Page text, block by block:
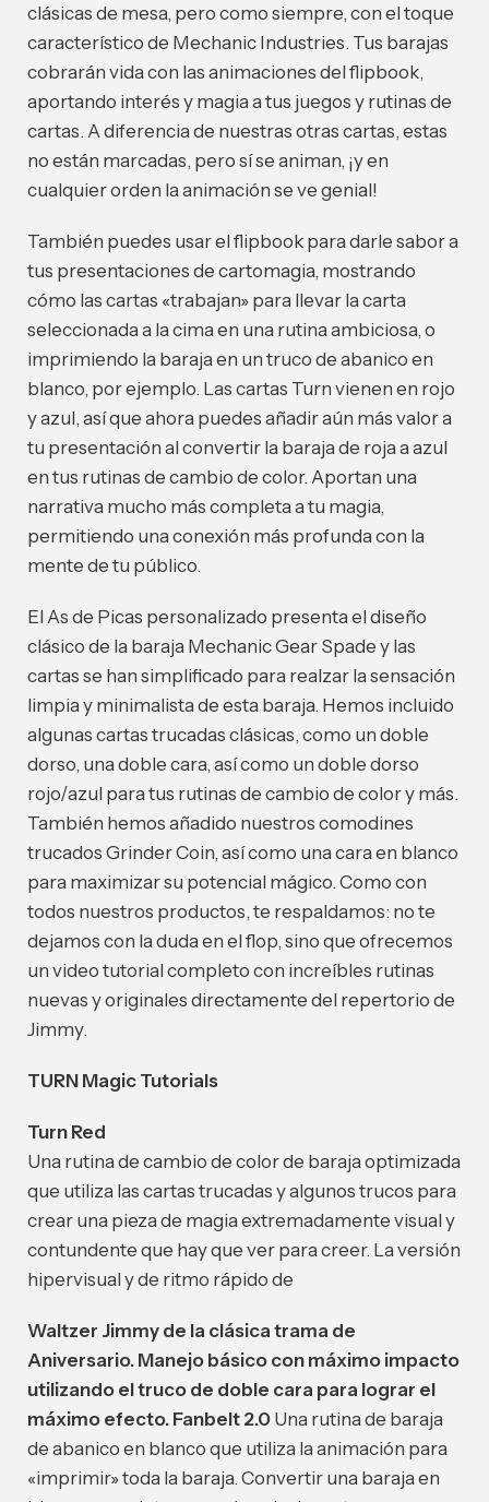
clásicas de mesa, pero como siempre, con el toque
característico de Mechanic Industries. Tus barajas
cobrarán vida con las animaciones del flipbook,
aportando interés y magia a tus juegos y rutinas de
cartas. A diferencia de nuestras otras cartas, estas
no están marcadas, pero sí se animan, ¡y en
cualquier orden la animación se ve genial!
También puedes usar el flipbook para darle sabor a
tus presentaciones de cartomagia, mostrando
cómo las cartas «trabajan» para llevar la carta
seleccionada a la cima en una rutina ambiciosa, o
imprimiendo la baraja en un truco de abanico en
blanco, por ejemplo. Las cartas Turn vienen en rojo
y azul, así que ahora puedes añadir aún más valor a
tu presentación al convertir la baraja de roja a azul
en tus rutinas de cambio de color. Aportan una
narrativa mucho más completa a tu magia,
permitiendo una conexión más profunda con la
mente de tu público.
El As de Picas personalizado presenta el diseño
clásico de la baraja Mechanic Gear Spade y las
cartas se han simplificado para realzar la sensación
limpia y minimalista de esta baraja. Hemos incluido
algunas cartas trucadas clásicas, como un doble
dorso, una doble cara, así como un doble dorso
rojo/azul para tus rutinas de cambio de color y más.
También hemos añadido nuestros comodines
trucados Grinder Coin, así como una cara en blanco
para maximizar su potencial mágico. Como con
todos nuestros productos, te respaldamos: no te
dejamos con la duda en el flop, sino que ofrecemos
un video tutorial completo con increíbles rutinas
nuevas y originales directamente del repertorio de
Jimmy.
TURN Magic Tutorials
Turn Red
Una rutina de cambio de color de baraja optimizada
que utiliza las cartas trucadas y algunos trucos para
crear una pieza de magia extremadamente visual y
contundente que hay que ver para creer. La versión
hipervisual y de ritmo rápido de
Waltzer Jimmy de la clásica trama de
Aniversario. Manejo básico con máximo impacto
utilizando el truco de doble cara para lograr el
máximo efecto. Fanbelt 2.0 Una rutina de baraja
de abanico en blanco que utiliza la animación para
«imprimir» toda la baraja. Convertir una baraja en